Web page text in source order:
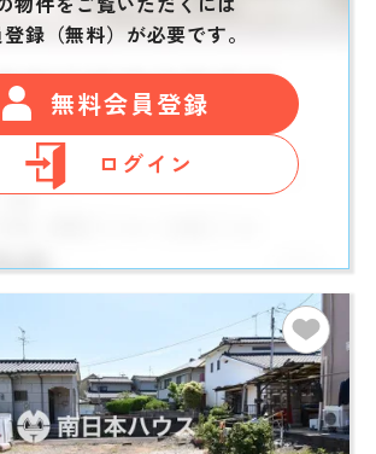
録（無料）が必要です。
無料会員登録
ログイン